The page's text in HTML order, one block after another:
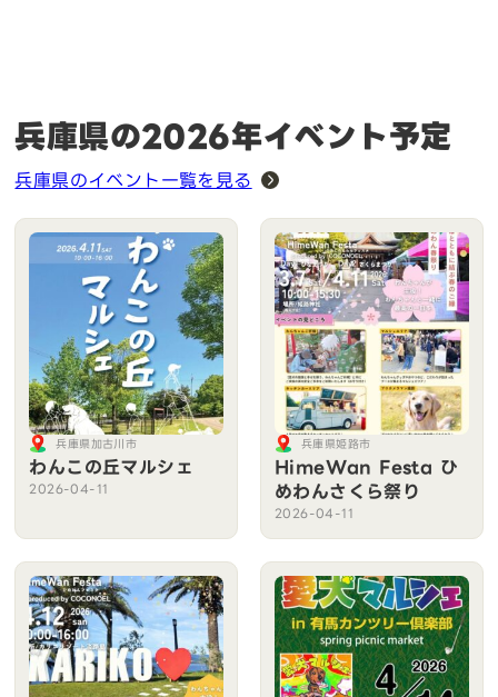
兵庫県の2026年イベント予定
兵庫県のイベント一覧を見る
兵庫県加古川市
わんこの丘マルシェ
2026-04-11
兵庫県姫路市
HimeWan Festa ひ
めわんさくら祭り
2026-04-11